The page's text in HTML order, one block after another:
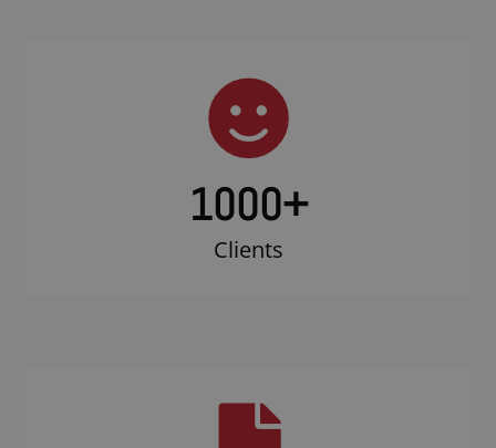
1000+
Clients